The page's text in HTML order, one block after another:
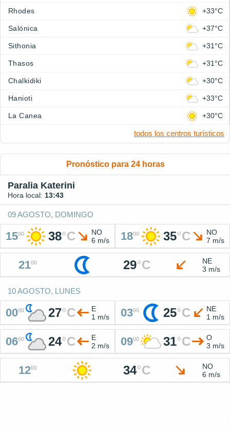
Rhodes +33°C
Salónica +37°C
Sithonia +31°C
Thasos +31°C
Chalkidiki +30°C
Hanioti +33°C
La Canea +30°C
todos los centros turísticos
Pronóstico para 24 horas
Paralia Katerini
Hora local: 13:43
09 AGOSTO, DOMINGO
1500 38°C
NO
6 m/s
1800 35°C
NO
7 m/s
2100 29°C
NE
3 m/s
10 AGOSTO, LUNES
0000 27°C
E
1 m/s
0300 25°C
NE
1 m/s
0600 24°C
E
2 m/s
0900 31°C
O
3 m/s
1200 34°C
NO
6 m/s